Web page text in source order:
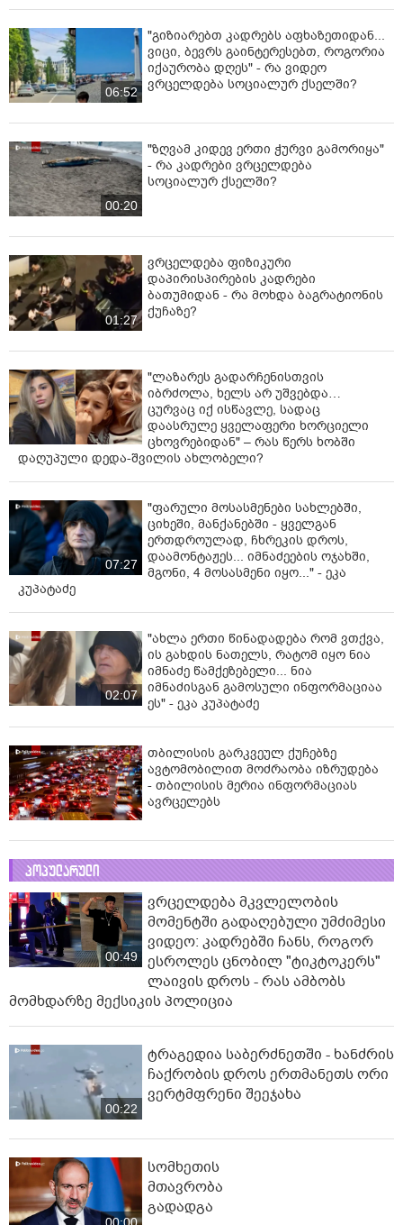
06:52
"გიზიარებთ კადრებს აფხაზეთიდან...
ვიცი, ბევრს გაინტერესებთ, როგორია
იქაურობა დღეს" - რა ვიდეო
ვრცელდება სოციალურ ქსელში?
00:20
"ზღვამ კიდევ ერთი ჭურვი გამორიყა"
- რა კადრები ვრცელდება
სოციალურ ქსელში?
01:27
ვრცელდება ფიზიკური
დაპირისპირების კადრები
ბათუმიდან - რა მოხდა ბაგრატიონის
ქუჩაზე?
"ლაზარეს გადარჩენისთვის
იბრძოლა, ხელს არ უშვებდა…
ცურვაც იქ ისწავლე, სადაც
დაასრულე ყველაფერი ხორციელი
ცხოვრებიდან" – რას წერს ხობში
დაღუპული დედა-შვილის ახლობელი?
07:27
"ფარული მოსასმენები სახლებში,
ციხეში, მანქანებში - ყველგან
ერთდროულად, ჩხრეკის დროს,
დაამონტაჟეს... იმნაძეების ოჯახში,
მგონი, 4 მოსასმენი იყო..." - ეკა
კუპატაძე
02:07
"ახლა ერთი წინადადება რომ ვთქვა,
ის გახდის ნათელს, რატომ იყო ნია
იმნაძე წამქეზებელი... ნია
იმნაძისგან გამოსული ინფორმაციაა
ეს" - ეკა კუპატაძე
თბილისის გარკვეულ ქუჩებზე
ავტომობილით მოძრაობა იზრუდება
- თბილისის მერია ინფორმაციას
ავრცელებს
პოპულარული
00:49
ვრცელდება მკვლელობის
მომენტში გადაღებული უმძიმესი
ვიდეო: კადრებში ჩანს, როგორ
ესროლეს ცნობილ "ტიკტოკერს"
ლაივის დროს - რას ამბობს
მომხდარზე მექსიკის პოლიცია
00:22
ტრაგედია საბერძნეთში - ხანძრის
ჩაქრობის დროს ერთმანეთს ორი
ვერტმფრენი შეეჯახა
00:00
სომხეთის
მთავრობა
გადადგა